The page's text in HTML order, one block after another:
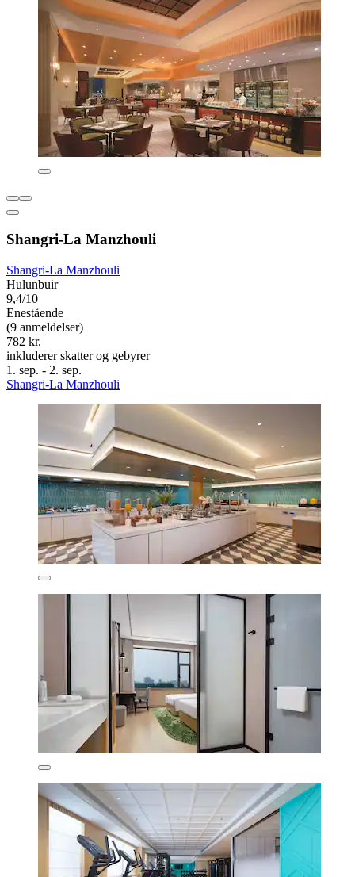
Shangri-La Manzhouli
Shangri-La Manzhouli
Hulunbuir
9,4/10
Enestående
(9 anmeldelser)
782 kr.
inkluderer skatter og gebyrer
1. sep. - 2. sep.
Shangri-La Manzhouli